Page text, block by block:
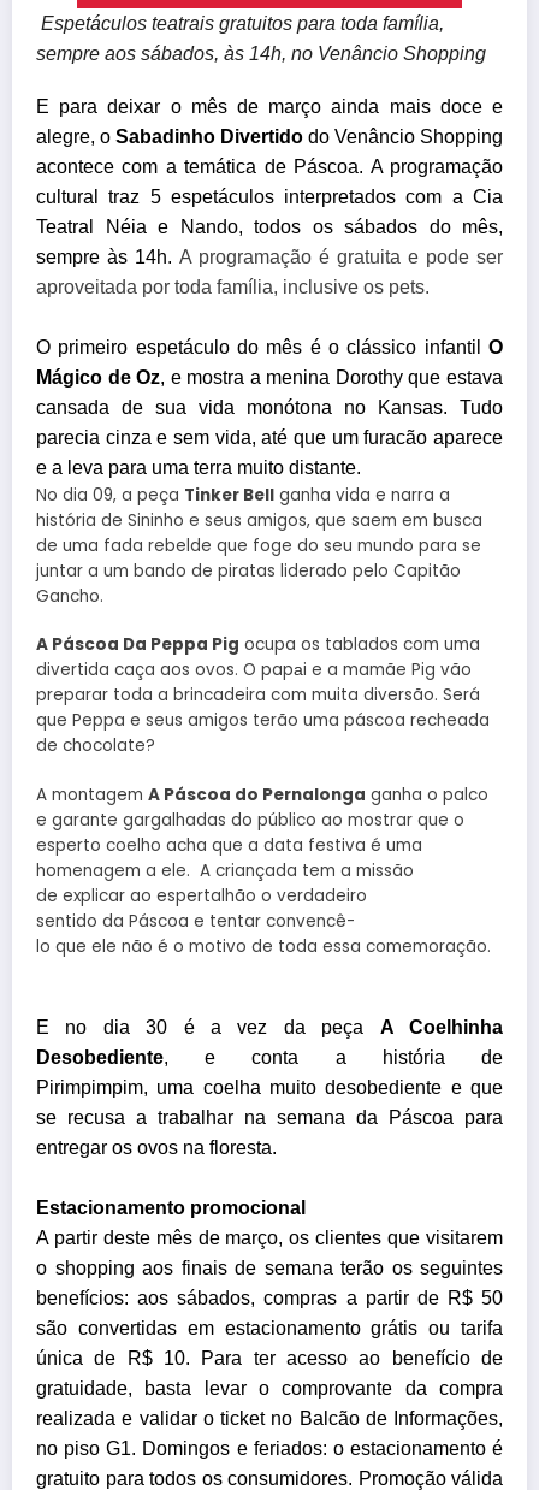
Espetáculos teatrais gratuitos para toda família,
sempre aos sábados, às 14h, no Venâncio Shopping
E para deixar o mês de março ainda mais doce e
alegre, o Sabadinho Divertido do Venâncio Shopping
acontece com a temática de Páscoa. A programação
cultural traz 5 espetáculos interpretados com a Cia
Teatral Néia e Nando, todos os sábados do mês,
sempre às 14h. A programação é gratuita e pode ser
aproveitada por toda família, inclusive os pets.
O primeiro espetáculo do mês é o clássico infantil O
Mágico de Oz, e mostra a menina Dorothy que estava
cansada de sua vida monótona no Kansas. Tudo
parecia cinza e sem vida, até que um furacão aparece
e a leva para uma terra muito distante.
No dia 09, a peça Tinker Bell ganha vida e narra a
história de Sininho e seus amigos, que saem em busca
de uma fada rebelde que foge do seu mundo para se
juntar a um bando de piratas liderado pelo Capitão
Gancho.
A Páscoa Da Peppa Pig ocupa os tablados com uma
divertida caça aos ovos. O papai e a mamãe Pig vão
preparar toda a brincadeira com muita diversão. Será
que Peppa e seus amigos terão uma páscoa recheada
de chocolate?
A montagem A Páscoa do Pernalonga ganha o palco
e garante gargalhadas do público ao mostrar que o
esperto coelho acha que a data festiva é uma
homenagem a ele. A criançada tem a missão
de explicar ao espertalhão o verdadeiro
sentido da Páscoa e tentar convencê-
lo que ele não é o motivo de toda essa comemoração.
E no dia 30 é a vez da peça A Coelhinha
Desobediente, e conta a história de
Pirimpimpim, uma coelha muito desobediente e que
se recusa a trabalhar na semana da Páscoa para
entregar os ovos na floresta.
Estacionamento promocional
A partir deste mês de março, os clientes que visitarem
o shopping aos finais de semana terão os seguintes
benefícios: aos sábados, compras a partir de R$ 50
são convertidas em estacionamento grátis ou tarifa
única de R$ 10. Para ter acesso ao benefício de
gratuidade, basta levar o comprovante da compra
realizada e validar o ticket no Balcão de Informações,
no piso G1. Domingos e feriados: o estacionamento é
gratuito para todos os consumidores. Promoção válida